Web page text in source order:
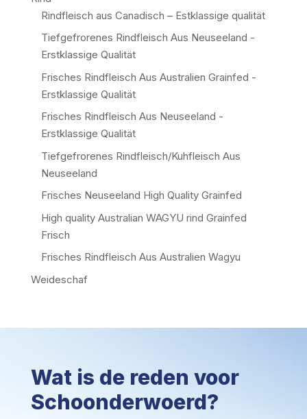
Rindfleisch aus Canadisch – Estklassige qualität
Tiefgefrorenes Rindfleisch Aus Neuseeland -
Erstklassige Qualität
Frisches Rindfleisch Aus Australien Grainfed -
Erstklassige Qualität
Frisches Rindfleisch Aus Neuseeland -
Erstklassige Qualität
Tiefgefrorenes Rindfleisch/Kuhfleisch Aus
Neuseeland
Frisches Neuseeland High Quality Grainfed
High quality Australian WAGYU rind Grainfed
Frisch
Frisches Rindfleisch Aus Australien Wagyu
Weideschaf
Wat is de reden voor
Schoonderwoerd?